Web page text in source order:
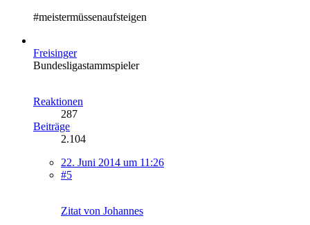
#meistermüssenaufsteigen
Freisinger
Bundesligastammspieler
Reaktionen
287
Beiträge
2.104
22. Juni 2014 um 11:26
#5
Zitat von Johannes